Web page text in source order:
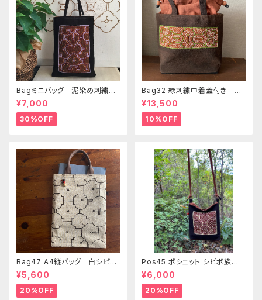
Bagミニバッグ 泥染め刺繍
20x28cm iPadケース お出
かけバッグ 先住民族 工芸
手刺繍 Shipibo bag 手仕事
¥7,000
30%OFF
Bag32 緑刺繍巾着蓋付き 持
ち手裏泥染め無地 巾着蓋奄
美大島の車輪梅色 シピボバッ
ク
¥13,500
10%OFF
Bag47 A4縦バッグ 白シピボ
模様 シピボ族の泥染め
¥5,600
20%OFF
Pos45 ポシェット シピボ族の
泥染め刺繍のショルダー
¥6,000
20%OFF